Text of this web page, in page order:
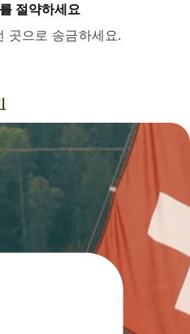
절약하세요
곳으로 송금하세요.